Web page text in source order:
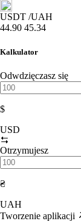
USDT /UAH
44.90 45.34
Kalkulator
Odwdzięczasz się
$
USD
Otrzymujesz
₴
UAH
Tworzenie aplikacji